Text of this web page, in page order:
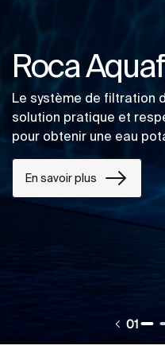
Roca
Le système de filtration
solution pratique et
pour obtenir une eau
En savoir plus
01